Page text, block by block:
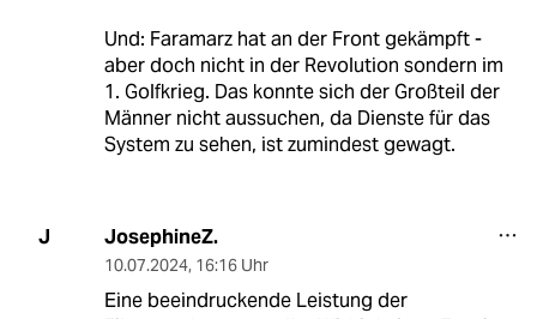
Und: Faramarz hat an der Front gekämpft -
aber doch nicht in der Revolution sondern im
1. Golfkrieg. Das konnte sich der Großteil der
Männer nicht aussuchen, da Dienste für das
System zu sehen, ist zumindest gewagt.
J JosephineZ.
10.07.2024, 16:16 Uhr
Eine beeindruckende Leistung der